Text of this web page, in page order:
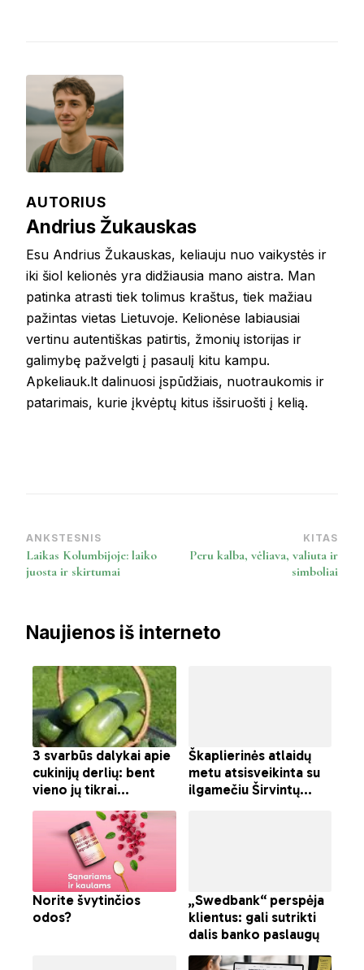
AUTORIUS
Andrius Žukauskas
Esu Andrius Žukauskas, keliauju nuo vaikystės ir
iki šiol kelionės yra didžiausia mano aistra. Man
patinka atrasti tiek tolimus kraštus, tiek mažiau
pažintas vietas Lietuvoje. Kelionėse labiausiai
vertinu autentiškas patirtis, žmonių istorijas ir
galimybę pažvelgti į pasaulį kitu kampu.
Apkeliauk.lt dalinuosi įspūdžiais, nuotraukomis ir
patarimais, kurie įkvėptų kitus išsiruošti į kelią.
Post
Navigation
ANKSTESNIS
Laikas Kolumbijoje: laiko
juosta ir skirtumai
KITAS
Peru kalba, vėliava, valiuta ir
simboliai
Naujienos iš interneto